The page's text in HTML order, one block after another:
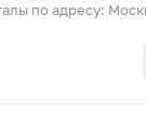
по адресу: